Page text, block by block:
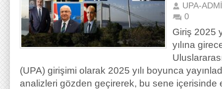
UPA-
0
Giriş 2025
yılına
(UPA) girişimi olarak 2025 yılı boyunca
analizleri gözden geçirerek, bu sene içerisinde